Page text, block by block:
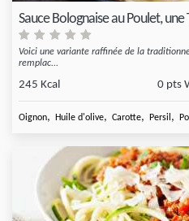
Sauce Bolognaise au Poulet,
Voici une variante raffinée de la
remplac...
245 Kcal 0 pts
Oignon, Huile d'olive, Carotte, Persil ,